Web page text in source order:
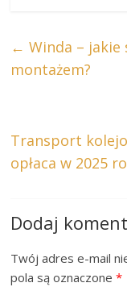
← Winda – jakie
montażem?
Transport
opłaca w 2025
Dodaj
Twój adres e-mail
pola są oznaczone*